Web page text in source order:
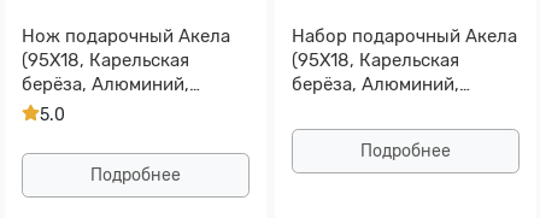
Нож подарочный Акела
(95Х18, Карельская
берёза, Алюминий,
Золочение рисунка на
5.0
Подробнее
Набор подарочный Акела
(95Х18, Карельская
берёза, Алюминий,
клинке)
Подробнее